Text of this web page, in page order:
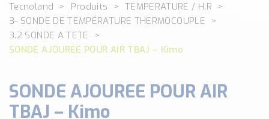
Classé par catégorie
DEBIT
DETECTION
ENREGISTREUR + ACQUISITION DE DONNEES
Voir toutes les catégories …
Tecnoland Produits
TEMPERATURE / H.R
3- SONDE DE TEMPÉRATURE THERMOCOUPLE
3.2 SONDE A TETE
SONDE AJOUREE POUR AIR TBAJ – Kimo
SONDE AJOUREE POUR AIR
TBAJ – Kimo